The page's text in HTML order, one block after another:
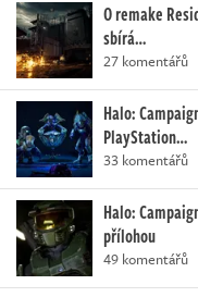
O remake
sbírá…
27 komentářů
Halo:
PlayStation…
33 komentářů
Halo:
přílohou
49 komentářů